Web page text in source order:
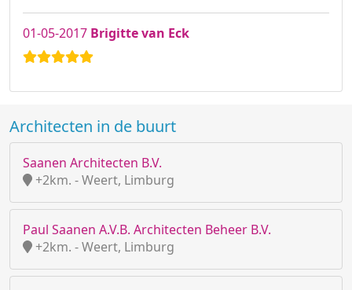
01-05-2017 Brigitte van Eck
Architecten in de buurt
Saanen Architecten B.V.
+2km. - Weert, Limburg
Paul Saanen A.V.B. Architecten Beheer B.V.
+2km. - Weert, Limburg